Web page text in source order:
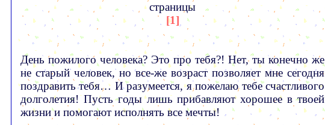
страницы
[1]
День пожилого человека? Это про тебя?! Нет, ты конечно же
не старый человек, но все-же возраст позволяет мне сегодня
поздравить тебя… И разумеется, я пожелаю тебе счастливого
долголетия! Пусть годы лишь прибавляют хорошее в твоей
жизни и помогают исполнять все мечты!